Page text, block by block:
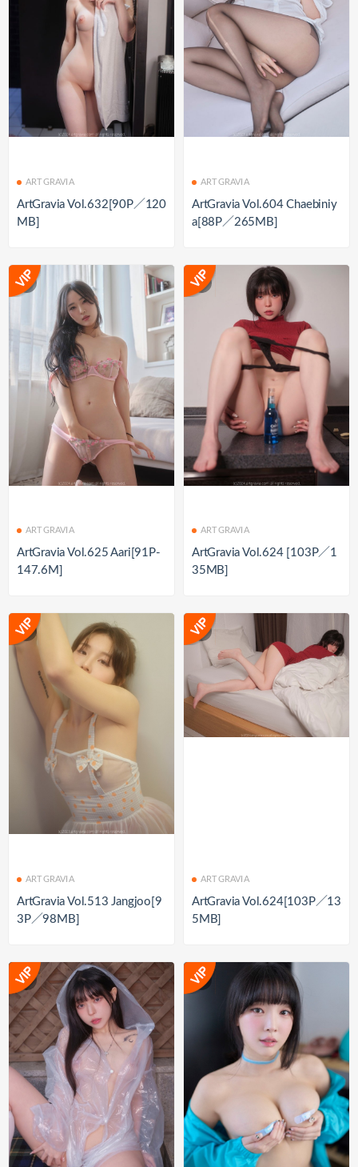
ARTGRAVIA
ArtGravia Vol.632[90P／120
MB]
ARTGRAVIA
ArtGravia Vol.604 Chaebiniy
a[88P／265MB]
ARTGRAVIA
ArtGravia Vol.625 Aari[91P-
147.6M]
ARTGRAVIA
ArtGravia Vol.624 [103P／1
35MB]
ARTGRAVIA
ArtGravia Vol.513 Jangjoo[9
3P／98MB]
ARTGRAVIA
ArtGravia Vol.624[103P／13
5MB]